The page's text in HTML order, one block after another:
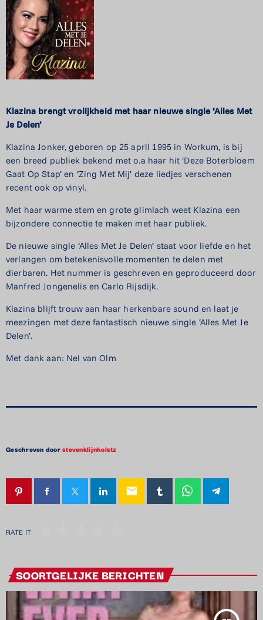
Klazina brengt vrolijkheid met haar nieuwe single ‘Alles Met
Je Delen’
Klazina Jonker, geboren op 25 april 1995 in Workum, is bij
een breed publiek bekend met o.a haar hit ‘Deze Boterbloem
Gaat Op Stap’ en ‘Zing Met Mij’ deze liedjes verschenen
recent ook op vinyl.
Met haar warme stem en grote glimlach weet Klazina een
bijzondere connectie te maken met haar publiek.
De nieuwe single ‘Alles Met Je Delen’ staat voor liefde en het
verlangen om betekenisvolle momenten te delen met
dierbaren. Het nummer is geschreven en geproduceerd door
Manfred Jongenelis en Carlo Rijsdijk.
Klazina blijft trouw aan haar herkenbare sound en laat je
meezingen met deze fantastisch nieuwe single ‘Alles Met Je
Delen’.
Met dank aan: Nel van Olm
Geschreven doorstevenklijnholstz
email
RATE IT
SOORTGELIJKE BERICHTEN